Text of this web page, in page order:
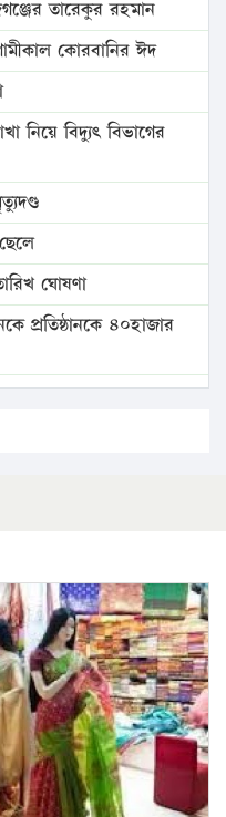
তারেকুর রহমান
কোরবানির ঈদ
নিয়ে বিদ্যুৎ বিভাগের
ঘোষণা
প্রতিষ্ঠানকে ৪০হাজার
পরীক্ষা